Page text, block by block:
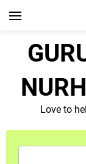
Love to